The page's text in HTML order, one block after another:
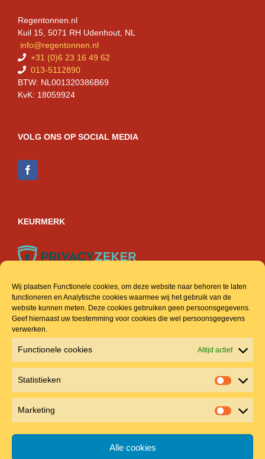
Wij plaatsen Functionele cookies, om deze website naar behoren te laten
functioneren en Analytische cookies waarmee wij het gebruik van de
website kunnen meten. Deze cookies gebruiken geen persoonsgegevens.
Geef hiernaast uw toestemming voor cookies die wel persoonsgegevens
verwerken.
Functionele cookies Altijd actief
Statistieken
Marketing
Alle cookies
Regentonnen.nl
Kuil 15, 5071 RH Udenhout, NL
info@regentonnen.nl
+31 (0)6 23 16 49 62
013-5112890
BTW: NL001320386B69
KvK: 18059924
VOLG ONS OP SOCIAL MEDIA
KEURMERK
ACCOUNT & INFO
Veel gestelde vragen
Winkelmand
Algemene voorwaarden
Privacyreglement